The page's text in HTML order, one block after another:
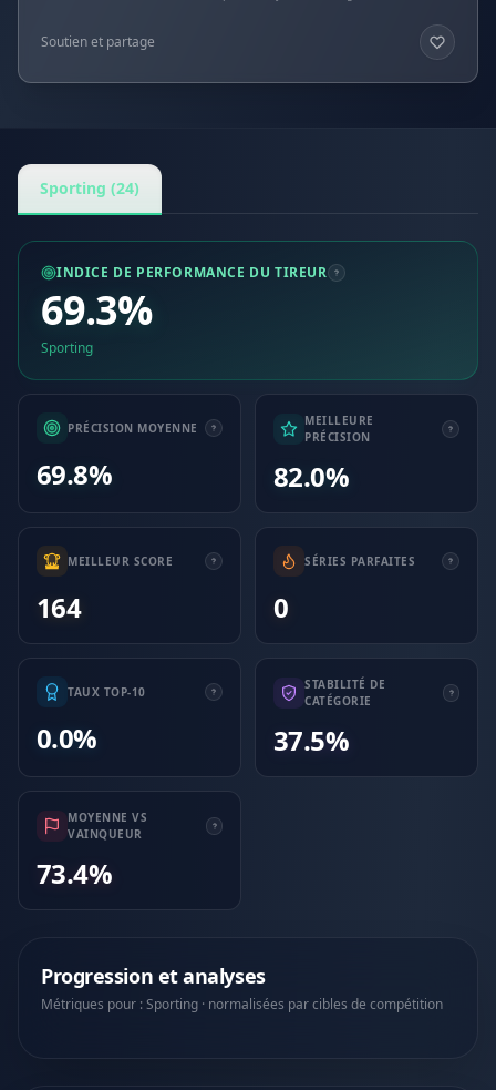
Soutien et partage
Sporting (24)
INDICE DE PERFORMANCE DU TIREUR
69.3%
Sporting
PRÉCISION MOYENNE
69.8%
MEILLEURE
PRÉCISION
82.0%
MEILLEUR SCORE
164
SÉRIES PARFAITES
0
TAUX TOP-10
0.0%
STABILITÉ DE
CATÉGORIE
37.5%
MOYENNE VS
VAINQUEUR
73.4%
Progression et analyses
Métriques pour : Sporting · normalisées par cibles de compétition